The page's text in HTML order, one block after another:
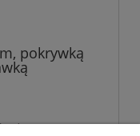
pokrywką
dostawy